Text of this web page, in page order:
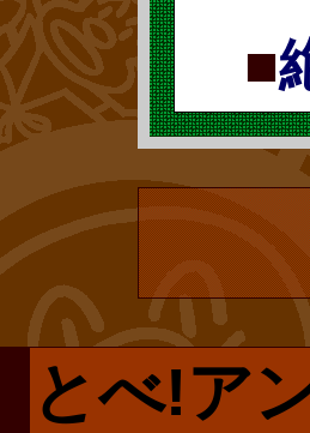
社
木と
世間
ャラ
てい
ば、
い
のは
ミュ
ョッ
では
私は
たい
で
続
■
票
復刊
プペ
で手
とべ!ア